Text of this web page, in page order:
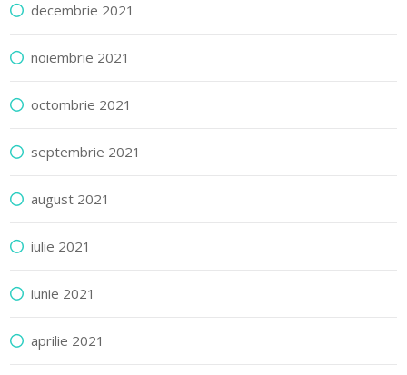
decembrie 2021
noiembrie 2021
octombrie 2021
septembrie 2021
august 2021
iulie 2021
iunie 2021
aprilie 2021